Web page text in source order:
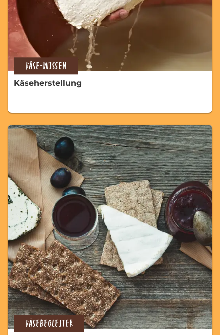
KÄSE-WISSEN
Käseherstellung
KÄSEBEGLEITER